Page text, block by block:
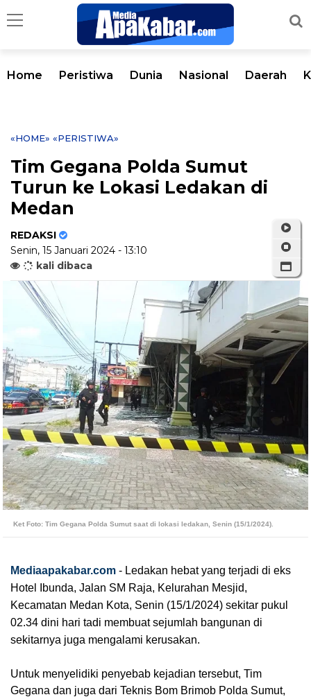
Home Peristiwa Dunia Nasional Daerah
«HOME» «PERISTIWA»
Tim Gegana Polda Sumut
Turun ke Lokasi Ledakan di
Medan
REDAKSI
Senin, 15 Januari 2024 - 13:10
kali dibaca
Ket Foto: Tim Gegana Polda Sumut saat di lokasi ledakan, Senin (15/1/2024).
Mediaapakabar.com - Ledakan hebat yang terjadi di eks
Hotel Ibunda, Jalan SM Raja, Kelurahan Mesjid,
Kecamatan Medan Kota, Senin (15/1/2024) sekitar pukul
02.34 dini hari tadi membuat sejumlah bangunan di
sekitarnya juga mengalami kerusakan.
Untuk menyelidiki penyebab kejadian tersebut, Tim
Gegana dan juga dari Teknis Bom Brimob Polda Sumut,